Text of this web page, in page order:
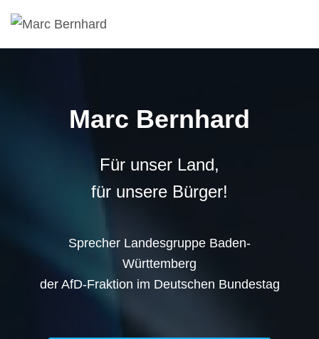
Marc Bernhard
Für unser Land,
für unsere Bürger!
Sprecher Landesgruppe Baden-
Württemberg
der AfD-Fraktion im Deutschen Bundestag